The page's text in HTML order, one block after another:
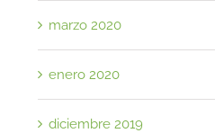
marzo 2020
enero 2020
diciembre 2019